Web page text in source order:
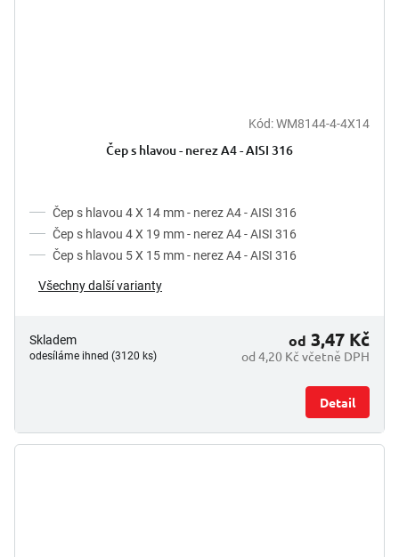
Kód:WM8144-4-4X14
Čep s hlavou - nerez A4 - AISI 316
Čep s hlavou 4 X 14 mm - nerez A4 - AISI 316
Čep s hlavou 4 X 19 mm - nerez A4 - AISI 316
Čep s hlavou 5 X 15 mm - nerez A4 - AISI 316
Všechny další varianty
Skladem
odesíláme ihned (3120 ks) od 4,20 Kč včetně DPH
od 3,47 Kč
Detail